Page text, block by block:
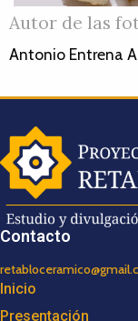
Autor de las
Antonio Entrena
Contacto
Inicio
Presentación